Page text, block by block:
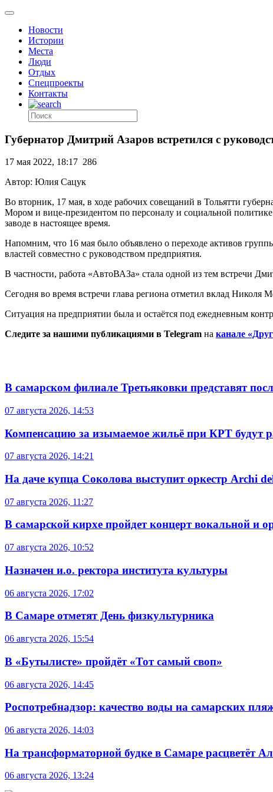
Новости
Истории
Места
Люди
Отдых
Спецпроекты
Контакты
Губернатор Дмитрий Азаров встретился с
17 мая 2022, 18:17 286
Автор: Юлия Сацук
Во вторник, 17 мая, в ходе рабочих совещаний в Тольятти
Мором и вице-президентом по персоналу и социальной
заводе в настоящее время.
Напомним, что 16 мая было объявлено о переходе активов
властей совместно с руководством предприятия.
В частности, работа «АвтоВАЗа» стала одной из тем встречи
Сегодня во время встречи глава региона отметил вклад
Ситуация на предприятии была и остаётся под ежедневным
Следите за нашими публикациями в Telegram на канале
В самарском филиале Третьяковки представят
07 августа 2026, 14:53
Компенсацию за изымаемое жильё при КРТ будут
07 августа 2026, 14:21
На даче купца Соколова выступит оркестр Archi
07 августа 2026, 11:27
В самарской кирхе пройдет концерт вокальной и
07 августа 2026, 10:52
Назначен и.о. ректора института культуры
06 августа 2026, 17:02
В Самаре отметят День физкультурника
06 августа 2026, 15:54
В «Бутылисте» пройдёт «Тот самый своп»
06 августа 2026, 14:45
Роспотребнадзор: качество воды на самарских
06 августа 2026, 14:03
На трансформаторной будке в Самаре расцветёт
06 августа 2026, 13:24